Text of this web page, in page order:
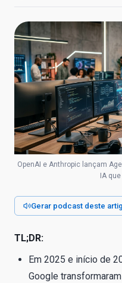
OpenAI e Anthropic lançam
IA
Gerar podcast deste
TL;DR:
Em 2025 e início de
Google